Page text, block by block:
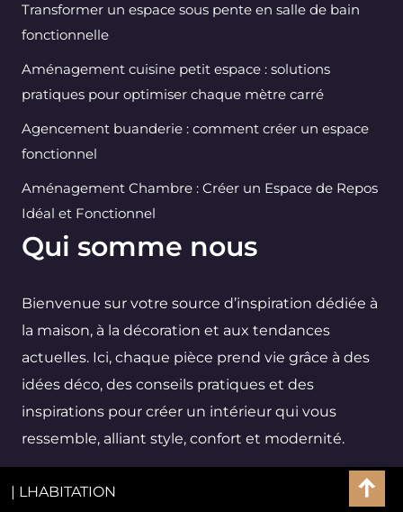
Transformer un espace sous pente en salle de bain
fonctionnelle
Aménagement cuisine petit espace : solutions
pratiques pour optimiser chaque mètre carré
Agencement buanderie : comment créer un espace
fonctionnel
Aménagement Chambre : Créer un Espace de Repos
Idéal et Fonctionnel
Qui somme nous
Bienvenue sur votre source d’inspiration dédiée à
la maison, à la décoration et aux tendances
actuelles. Ici, chaque pièce prend vie grâce à des
idées déco, des conseils pratiques et des
inspirations pour créer un intérieur qui vous
ressemble, alliant style, confort et modernité.
| LHABITATION